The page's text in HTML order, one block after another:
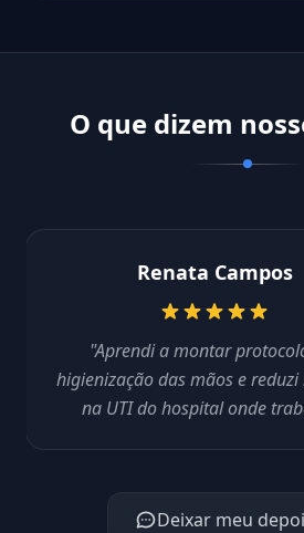
O que dizem
Renata Campos
"Aprendi a montar
higienização das mãos e reduzi
na UTI do hospital onde
Deixar meu